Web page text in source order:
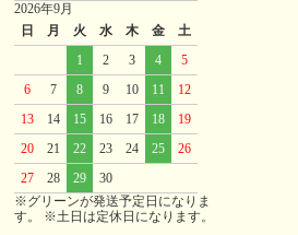
2026年9月
日
月 火 水 木 金
土
1
2 3 4
5
6
7 8 9 10 11
12
13
14 15 16 17 18
19
20
21 22 23 24 25
26
27
28 29
30
※グリーンが発送予定日になりま
す。 ※土日は定休日になります。